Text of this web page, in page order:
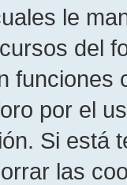
le
del
funciones
por el
Si está
las